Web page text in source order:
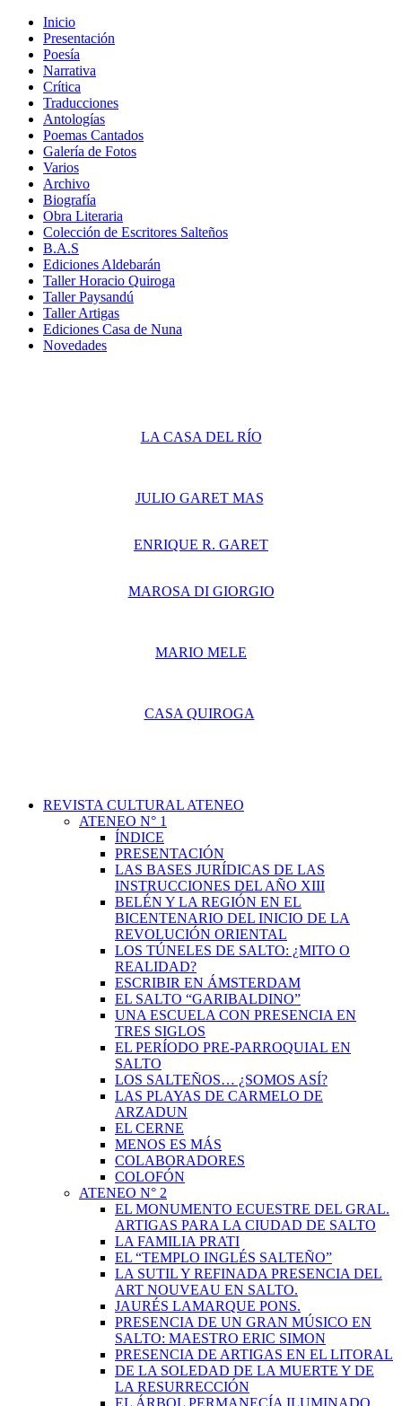
Inicio
Presentación
Poesía
Narrativa
Crítica
Traducciones
Antologías
Poemas Cantados
Galería de Fotos
Varios
Archivo
Biografía
Obra Literaria
Colección de Escritores Salteños
B.A.S
Ediciones Aldebarán
Taller Horacio Quiroga
Taller Paysandú
Taller Artigas
Ediciones Casa de Nuna
Novedades
LA CASA DEL RÍO
JULIO GARET MAS
ENRIQUE R. GARET
MAROSA DI GIORGIO
MARIO MELE
CASA QUIROGA
REVISTA CULTURAL ATENEO
ATENEO N° 1
ÍNDICE
PRESENTACIÓN
LAS BASES JURÍDICAS DE LAS
INSTRUCCIONES DEL AÑO XIII
BELÉN Y LA REGIÓN EN EL
BICENTENARIO DEL INICIO DE LA
REVOLUCIÓN ORIENTAL
LOS TÚNELES DE SALTO: ¿MITO O
REALIDAD?
ESCRIBIR EN ÁMSTERDAM
EL SALTO “GARIBALDINO”
UNA ESCUELA CON PRESENCIA EN
TRES SIGLOS
EL PERÍODO PRE-PARROQUIAL EN
SALTO
LOS SALTEÑOS… ¿SOMOS ASÍ?
LAS PLAYAS DE CARMELO DE
ARZADUN
EL CERNE
MENOS ES MÁS
COLABORADORES
COLOFÓN
ATENEO N° 2
EL MONUMENTO ECUESTRE DEL GRAL.
ARTIGAS PARA LA CIUDAD DE SALTO
LA FAMILIA PRATI
EL “TEMPLO INGLÉS SALTEÑO”
LA SUTIL Y REFINADA PRESENCIA DEL
ART NOUVEAU EN SALTO.
JAURÉS LAMARQUE PONS.
PRESENCIA DE UN GRAN MÚSICO EN
SALTO: MAESTRO ERIC SIMON
PRESENCIA DE ARTIGAS EN EL LITORAL
DE LA SOLEDAD DE LA MUERTE Y DE
LA RESURRECCIÓN
EL ÁRBOL PERMANECÍA ILUMINADO